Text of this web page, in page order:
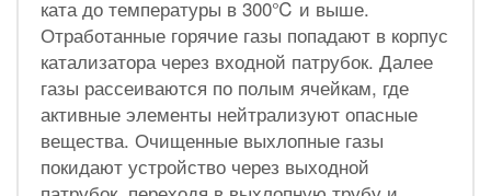
ката до температуры в 300℃ и выше.
Отработанные горячие газы попадают в корпус
катализатора через входной патрубок. Далее
газы рассеиваются по полым ячейкам, где
активные элементы нейтрализуют опасные
вещества. Очищенные выхлопные газы
покидают устройство через выходной